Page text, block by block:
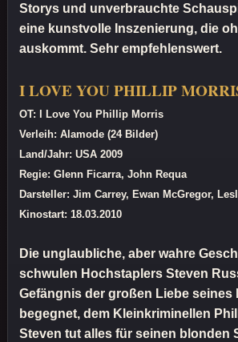
Storys und unverbrauchte
eine kunstvolle Inszenierung, die
auskommt. Sehr empfehlenswert.
I LOVE YOU PHILLIP
OT: I Love You Phillip Morris
Verleih: Alamode (24 Bilder)
Land/Jahr: USA 2009
Regie: Glenn Ficarra, John Requa
Darsteller: Jim Carrey, Ewan McGregor,
Kinostart: 18.03.2010
Die unglaubliche, aber wahre
schwulen Hochstaplers Steven
Gefängnis der großen Liebe seines
begegnet, dem Kleinkriminellen
Steven tut alles für seinen blonden